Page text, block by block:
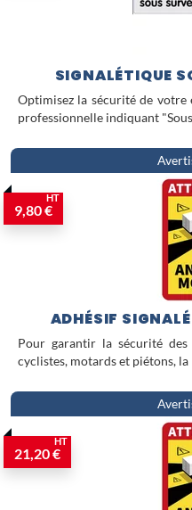
SIGNALÉTIQUE
Optimisez la sécurité de votre
professionnelle indiquant
9,80 €
HT
ADHÉSIF
Pour garantir la sécurité des
cyclistes, motards et piétons,
21,20 €
HT